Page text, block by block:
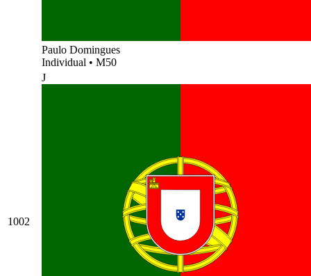
Paulo Domingues
Individual • M50
1002
J